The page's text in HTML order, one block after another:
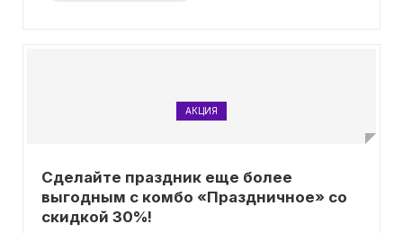
АКЦИЯ
Сделайте праздник еще более
выгодным с комбо «Праздничное» со
скидкой 30%!